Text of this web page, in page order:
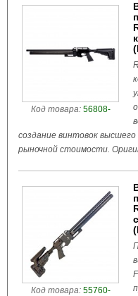
Код товара:56808-
создание винтовок
рыночной стоимости.
Код товара:55760-